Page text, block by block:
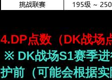
4.DP点数（DK战场
※ DK战场S1赛季进
护前 （可能会根据